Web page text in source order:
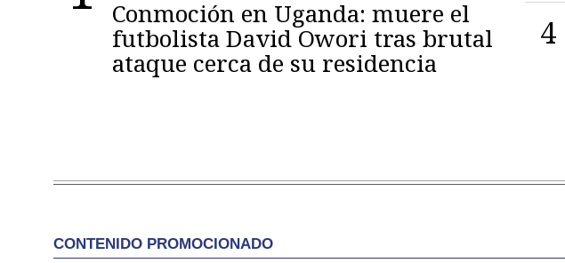
Conmoción en Uganda: muere el
futbolista David Owori tras brutal
ataque cerca de su residencia
4